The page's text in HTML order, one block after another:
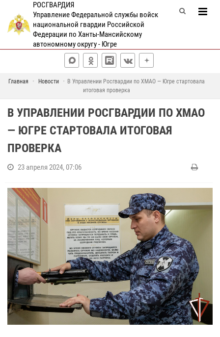
РОСГВАРДИЯ
Управление Федеральной службы войск
национальной гвардии Российской
Федерации по Ханты-Мансийскому
автономному округу - Югре
Главная Новости
В Управлении Росгвардии по ХМАО — Югре стартовала
итоговая проверка
В УПРАВЛЕНИИ РОСГВАРДИИ ПО ХМАО
— ЮГРЕ СТАРТОВАЛА ИТОГОВАЯ
ПРОВЕРКА
23 апреля 2024, 07:06